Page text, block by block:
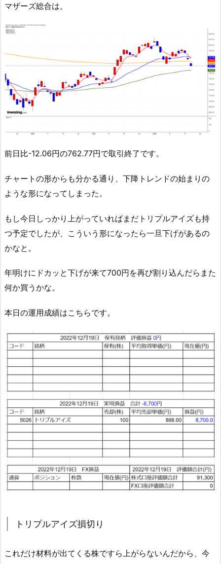
マザーズ総合は。
前日比-12.06円の762.77円で取引終了です。
チャートの形からも分かる通り、下降トレンドの始まりの
ような形になってしまった。
もし今日しっかり上がっていればまだトリプルアイズも持
つ予定でしたが、こういう形になったら一旦下げがあるの
かなと。
年明けにドカッと下げが来て700円を再び割り込んだらまた
何か買うかな。
本日の運用成績はこちらです。
トリプルアイズ損切り
これだけ材料が出てくる株ですら上がらないんだから、今